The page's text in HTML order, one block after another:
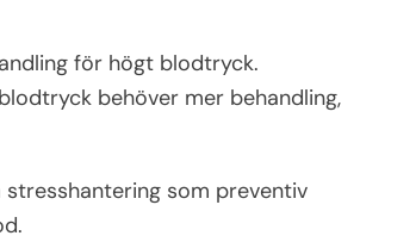
för högt blodtryck.
behöver mer behandling,
som preventiv